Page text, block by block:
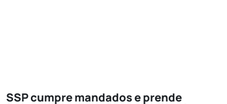
SSP cumpre mandados e prende